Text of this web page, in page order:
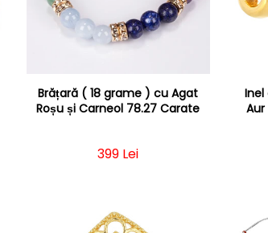
Brățară ( 18 grame ) cu Agat
Roșu și Carneol 78.27 Carate
Preț obișnuit
399 Lei
Inel